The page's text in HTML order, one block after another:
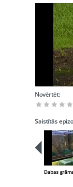
Novērtēt:
Saistītās